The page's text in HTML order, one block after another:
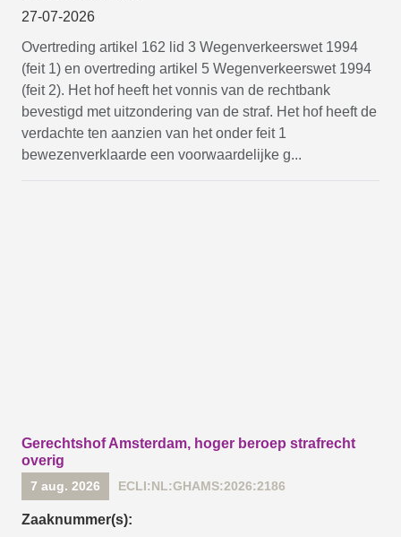
27-07-2026
Overtreding artikel 162 lid 3 Wegenverkeerswet 1994
(feit 1) en overtreding artikel 5 Wegenverkeerswet 1994
(feit 2). Het hof heeft het vonnis van de rechtbank
bevestigd met uitzondering van de straf. Het hof heeft de
verdachte ten aanzien van het onder feit 1
bewezenverklaarde een voorwaardelijke g...
Gerechtshof Amsterdam, hoger beroep strafrecht
overig
7 aug. 2026 ECLI:NL:GHAMS:2026:2186
Zaaknummer(s):